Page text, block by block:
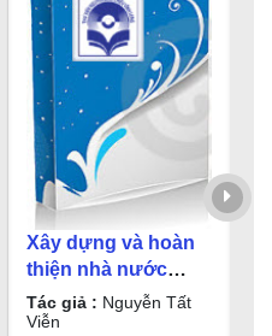
Xây dựng và hoàn
thiện nhà nước
pháp quyền xã hội
chủ nghĩa: Một số
Tác giả : Nguyễn Tất
Viễn